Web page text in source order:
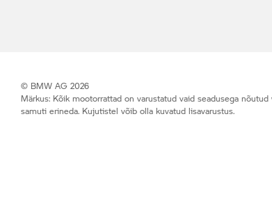
© BMW AG 2026
Märkus: Kõik mootorrattad on varustatud vaid seadusega
samuti erineda. Kujutistel võib olla kuvatud lisavarustus.